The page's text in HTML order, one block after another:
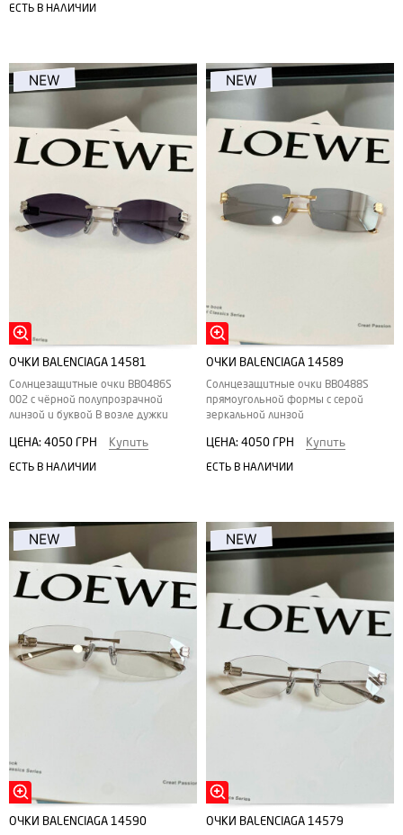
ЕСТЬ В НАЛИЧИИ
ОЧКИ BALENCIAGA 14581
Солнцезащитные очки BB0486S
002 с чёрной полупрозрачной
линзой и буквой В возле дужки
ЦЕНА: 4050 ГРН Купить
ЕСТЬ В НАЛИЧИИ
ОЧКИ BALENCIAGA 14589
Солнцезащитные очки ВВ0488S
прямоугольной формы с серой
зеркальной линзой
ЦЕНА: 4050 ГРН Купить
ЕСТЬ В НАЛИЧИИ
ОЧКИ BALENCIAGA 14590 ОЧКИ BALENCIAGA 14579